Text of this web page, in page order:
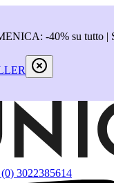
-40% su tutto |
3022385614